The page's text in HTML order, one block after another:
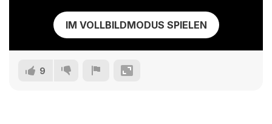
IM VOLLBILDMODUS SPIELEN
9